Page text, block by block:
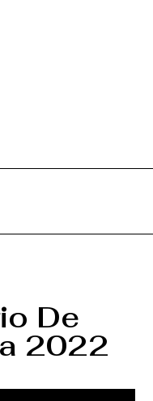
De
2022